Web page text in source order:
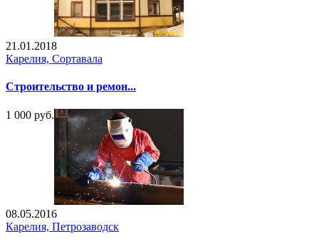
21.01.2018
Карелия, Сортавала
Строительство и ремон...
1 000 руб.
08.05.2016
Карелия, Петрозаводск